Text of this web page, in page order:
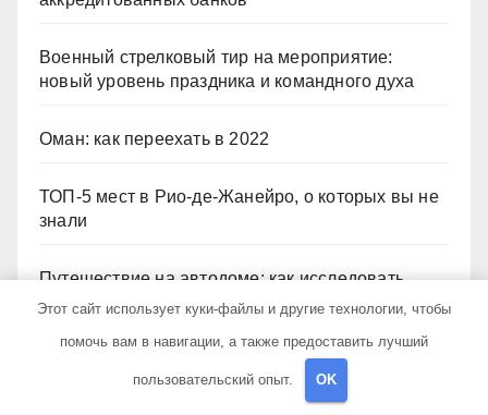
Военный стрелковый тир на мероприятие:
новый уровень праздника и командного духа
Оман: как переехать в 2022
ТОП-5 мест в Рио-де-Жанейро, о которых вы не
знали
Путешествие на автодоме: как исследовать
Исландию дёшево и без ограничений
Этот сайт использует куки-файлы и другие технологии, чтобы
помочь вам в навигации, а также предоставить лучший
пользовательский опыт. OK